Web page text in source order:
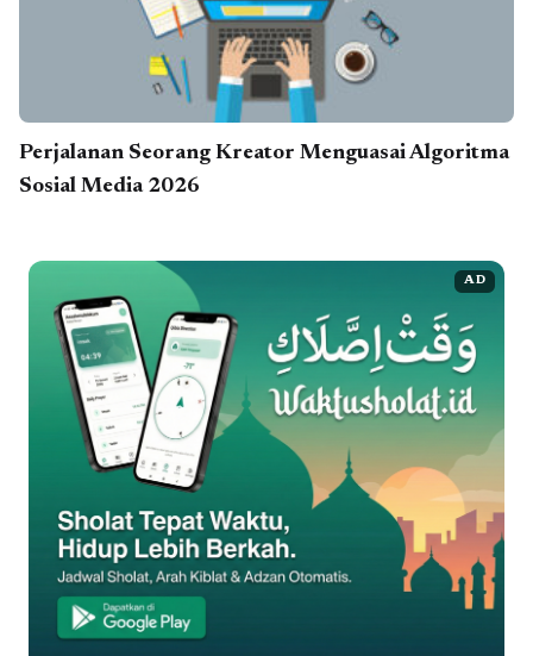
Perjalanan Seorang Kreator Menguasai Algoritma
Sosial Media 2026
AD